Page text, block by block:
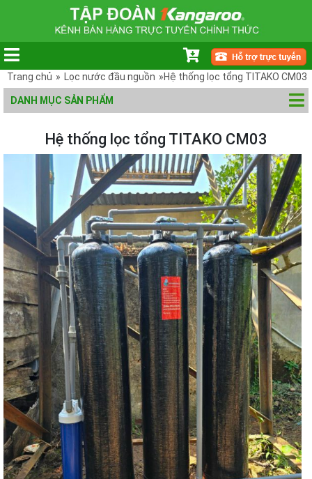
Trang chủ » Lọc nước đầu nguồn »Hệ thống lọc tổng TITAKO CM03
DANH MỤC SẢN PHẨM
Hệ thống lọc tổng TITAKO CM03